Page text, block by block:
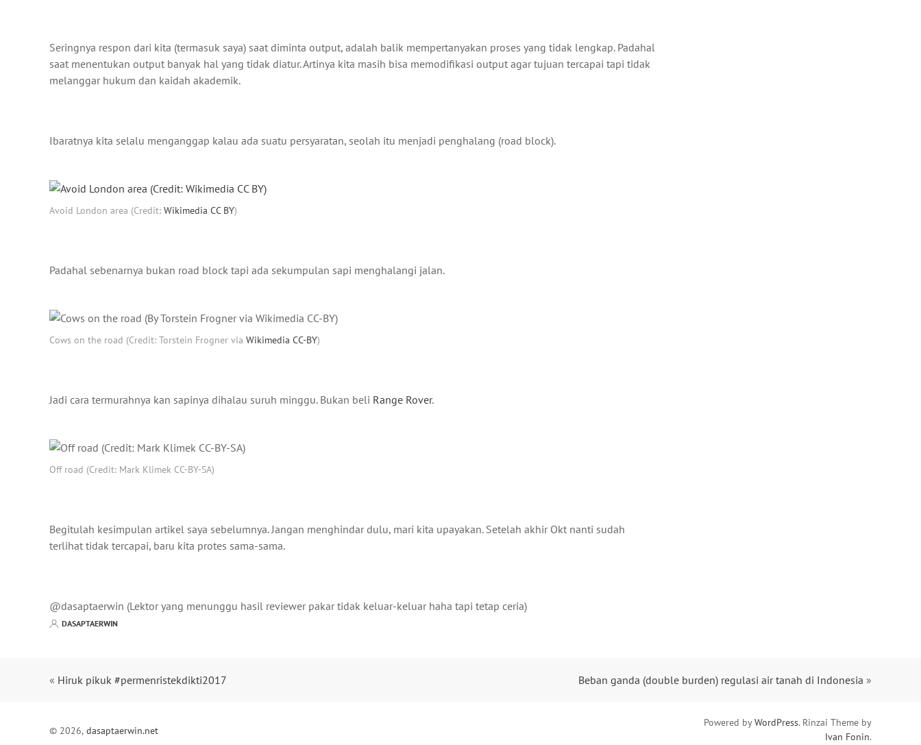
Seringnya respon dari kita (termasuk saya) saat diminta output, adalah balik mempertanyakan proses yang tidak lengkap. Padahal
saat menentukan output banyak hal yang tidak diatur. Artinya kita masih bisa memodifikasi output agar tujuan tercapai tapi tidak
melanggar hukum dan kaidah akademik.
Ibaratnya kita selalu menganggap kalau ada suatu persyaratan, seolah itu menjadi penghalang (road block).
Avoid London area (Credit: Wikimedia CC BY)
Padahal sebenarnya bukan road block tapi ada sekumpulan sapi menghalangi jalan.
Cows on the road (Credit: Torstein Frogner via Wikimedia CC-BY)
Jadi cara termurahnya kan sapinya dihalau suruh minggu. Bukan beli Range Rover.
Off road (Credit: Mark Klimek CC-BY-SA)
Begitulah kesimpulan artikel saya sebelumnya. Jangan menghindar dulu, mari kita upayakan. Setelah akhir Okt nanti sudah
terlihat tidak tercapai, baru kita protes sama-sama.
@dasaptaerwin (Lektor yang menunggu hasil reviewer pakar tidak keluar-keluar haha tapi tetap ceria)
DASAPTAERWIN
« Hiruk pikuk #permenristekdikti2017 Beban ganda (double burden) regulasi air tanah di Indonesia »
© 2026, dasaptaerwin.net
Powered byWordPress. Rinzai Theme by
Ivan Fonin.